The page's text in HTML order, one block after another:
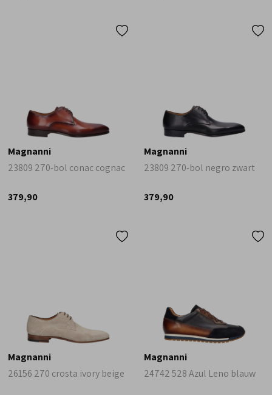
Magnanni
23809 270-bol conac cognac
379,90
Magnanni
23809 270-bol negro zwart
379,90
Magnanni
26156 270 crosta ivory beige
Magnanni
24742 528 Azul Leno blauw